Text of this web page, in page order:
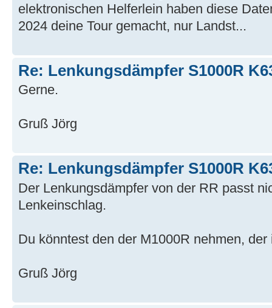
elektronischen Helferlein haben diese
2024 deine Tour gemacht, nur Landst...
Re: Lenkungsdämpfer S1000R
Gerne.
Gruß Jörg
Re: Lenkungsdämpfer S1000R
Der Lenkungsdämpfer von der RR passt
Lenkeinschlag.
Du könntest den der M1000R nehmen, der
Gruß Jörg